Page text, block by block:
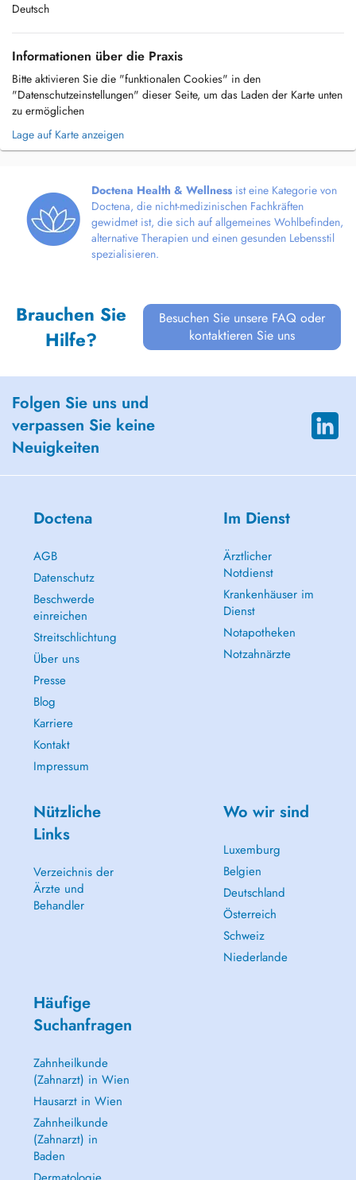
Deutsch
Informationen über die Praxis
Bitte aktivieren Sie die "funktionalen Cookies" in den
"Datenschutzeinstellungen" dieser Seite, um das Laden der Karte unten
zu ermöglichen
Lage auf Karte anzeigen
Doctena Health & Wellness ist eine Kategorie von
Doctena, die nicht-medizinischen Fachkräften
gewidmet ist, die sich auf allgemeines Wohlbefinden,
alternative Therapien und einen gesunden Lebensstil
spezialisieren.
Brauchen Sie
Hilfe?
Besuchen Sie unsere FAQ oder
kontaktieren Sie uns
Folgen Sie uns und
verpassen Sie keine
Neuigkeiten
Doctena
AGB
Datenschutz
Beschwerde
einreichen
Streitschlichtung
Über uns
Presse
Blog
Karriere
Kontakt
Impressum
Im Dienst
Ärztlicher
Notdienst
Krankenhäuser im
Dienst
Notapotheken
Notzahnärzte
Nützliche
Links
Verzeichnis der
Ärzte und
Behandler
Wo wir sind
Luxemburg
Belgien
Deutschland
Österreich
Schweiz
Niederlande
Häufige
Suchanfragen
Zahnheilkunde
(Zahnarzt) in Wien
Hausarzt in Wien
Zahnheilkunde
(Zahnarzt) in
Baden